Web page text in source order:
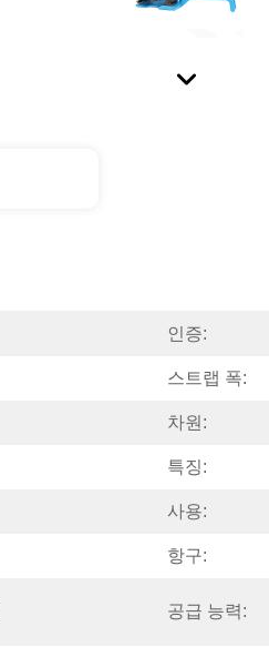
인증:
스트랩 폭:
차원:
특징:
사용:
항구:
공급 능력: